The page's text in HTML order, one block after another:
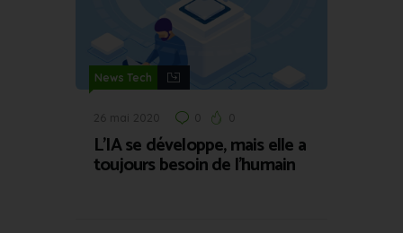
News Tech
26 mai 2020 0 0
L’IA se développe, mais elle a
toujours besoin de l’humain